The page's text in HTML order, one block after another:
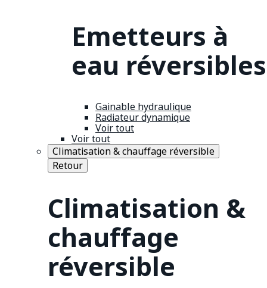
Emetteurs à
eau réversibles
Gainable hydraulique
Radiateur dynamique
Voir tout
Voir tout
Climatisation & chauffage réversible
Retour
Climatisation &
chauffage
réversible